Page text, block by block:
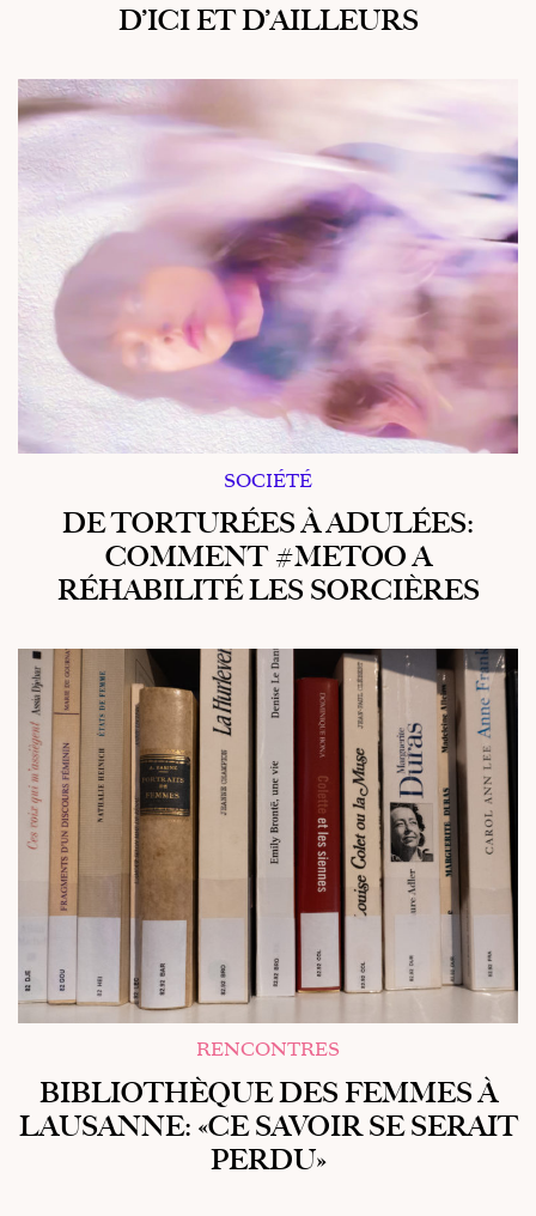
D’ICI ET D’AILLEURS
SOCIÉTÉ
DE TORTURÉES À ADULÉES:
COMMENT #METOO A
RÉHABILITÉ LES SORCIÈRES
RENCONTRES
BIBLIOTHÈQUE DES FEMMES À
LAUSANNE: «CE SAVOIR SE SERAIT
PERDU»